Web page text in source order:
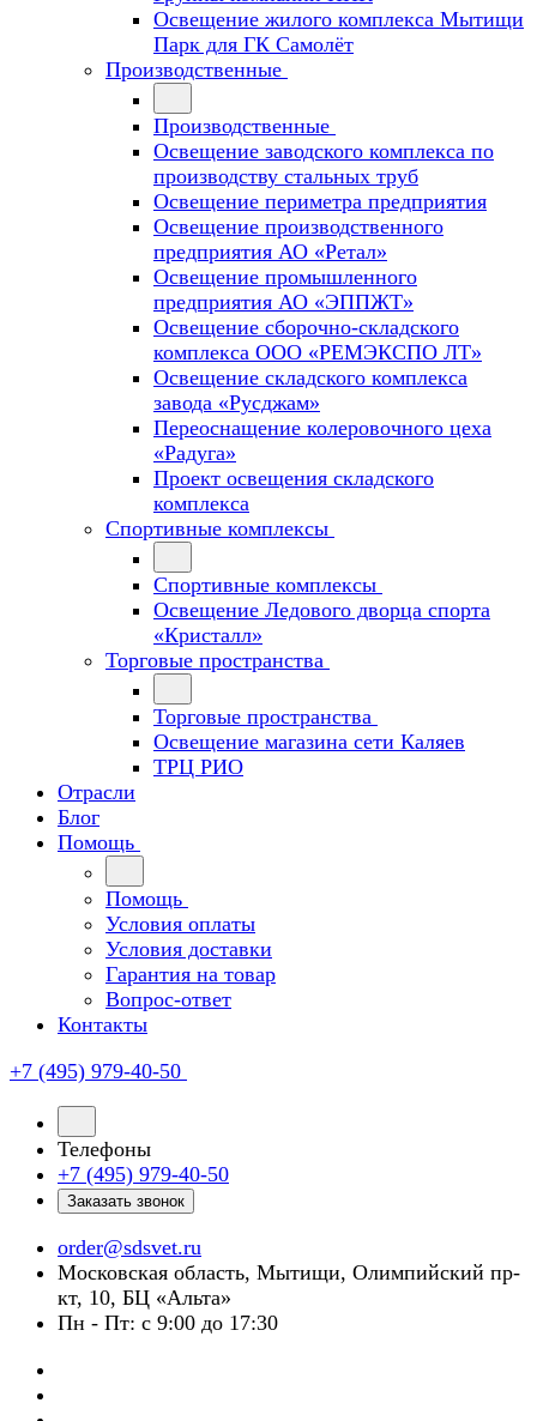
Освещение жилого комплекса Мытищи
Парк для ГК Самолёт
Производственные
Производственные
Освещение заводского комплекса по
производству стальных труб
Освещение периметра предприятия
Освещение производственного
предприятия АО «Ретал»
Освещение промышленного
предприятия АО «ЭППЖТ»
Освещение сборочно-складского
комплекса ООО «РЕМЭКСПО ЛТ»
Освещение складского комплекса
завода «Русджам»
Переоснащение колеровочного цеха
«Радуга»
Проект освещения складского
комплекса
Спортивные комплексы
Спортивные комплексы
Освещение Ледового дворца спорта
«Кристалл»
Торговые пространства
Торговые пространства
Освещение магазина сети Каляев
ТРЦ РИО
Отрасли
Блог
Помощь
Помощь
Условия оплаты
Условия доставки
Гарантия на товар
Вопрос-ответ
Контакты
+7 (495) 979-40-50
Телефоны
+7 (495) 979-40-50
Заказать звонок
order@sdsvet.ru
Московская область, Мытищи, Олимпийский пр-
кт, 10, БЦ «Альта»
Пн - Пт: с 9:00 до 17:30